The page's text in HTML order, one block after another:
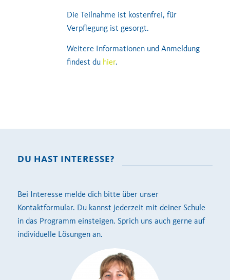
Die Teilnahme ist kostenfrei, für
Verpflegung ist gesorgt.
Weitere Informationen und Anmeldung
findest du hier.
DU HAST INTERESSE?
Bei Interesse melde dich bitte über unser
Kontaktformular. Du kannst jederzeit mit deiner Schule
in das Programm einsteigen. Sprich uns auch gerne auf
individuelle Lösungen an.